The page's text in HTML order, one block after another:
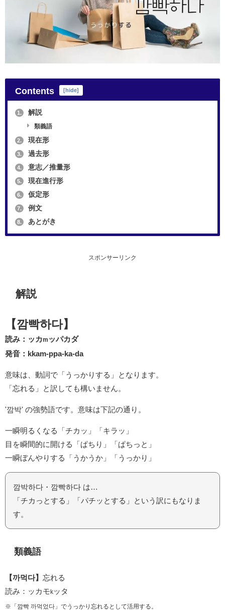
Contents [hide]
1. 解説
類義語
2. 現在形
3. 過去形
4. 意志／推量形
5. 現在進行形
6. 仮定形
7. 例文
8. あとがき
スポンサーリンク
解説
【깜빡하다】
読み：ッカm ッパカダ
発音：kkam-ppa-ka-da
意味は、動詞で「うっかりする」となります。
「忘れる」と訳しても構いません。
'깜박' の強勢語です。意味は下記の通り。
一瞬明るくなる「チカッ」「キラッ」
目を瞬間的に開ける「ぱちり」「ぱちっと」
一瞬ぼんやりする「うかうか」「うっかり」
깜박하다・깜빡하다 は…
「チカっとする」「パチッとする」という訳にもなりま
す。
類義語
【까먹다】 忘れる
読み：ッカモ kッタ
※「깜빡 까먹었다」でうっかり忘れるとして活用する。